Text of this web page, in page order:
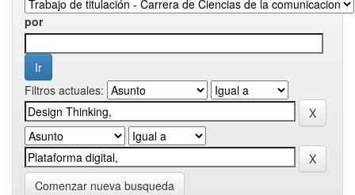
por
Filtros actuales:
Comenzar nueva busqueda